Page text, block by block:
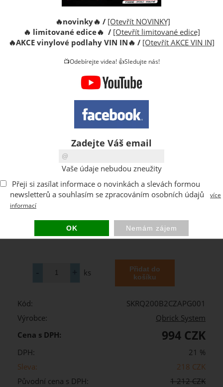
ks
Kód:
SKRQ200B2CZAPG001
Výrobce:
Qbrick System
Cena s DPH:
994 CZK
DPH:
21 %
Sleva:
218 CZK
Původní cena s DPH:
1 212 CZK
🔥novinky🔥 / [Otevřít NOVINKY]
🔥 limitované edice🔥 / [Otevřít limitované edice]
🔥AKCE vinylové podlahy VIN IN🔥 / [Otevřít AKCE VIN IN]
📺Odebírejte videa! 👍Sledujte nás!
Zadejte Váš email
Vaše údaje nebudou zneužity
Přeji si zasílat informace o novinkách a slevách formou
newsletterů a souhlasím se zpracováním osobních údajů
více
informací